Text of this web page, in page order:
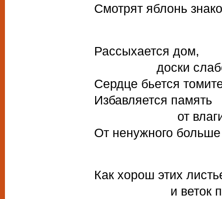
Смотрят яблонь
Рассыхается дом,
доски слабо
Сердце бьется
Избавляется память
от влаги
От ненужного
Как хорош этих
и веток